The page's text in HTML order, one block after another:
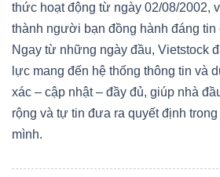
thức hoạt động từ ngày 02/08/2002,
thành người bạn đồng hành đáng tin
Ngay từ những ngày đầu, Vietstock
lực mang đến hệ thống thông tin và
xác – cập nhật – đầy đủ, giúp nhà
rộng và tự tin đưa ra quyết định
mình.